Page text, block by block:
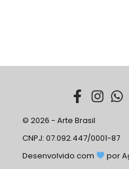
© 2026 - Arte Brasil
CNPJ: 07.092.447/0001-87
Desenvolvido com
por